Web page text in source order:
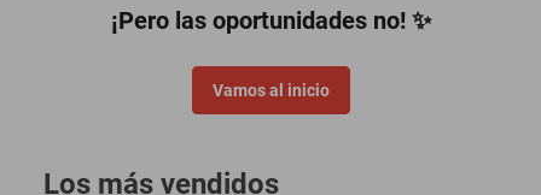
¡Pero las oportunidades no! ✨
Vamos al inicio
Los más vendidos
motoneta